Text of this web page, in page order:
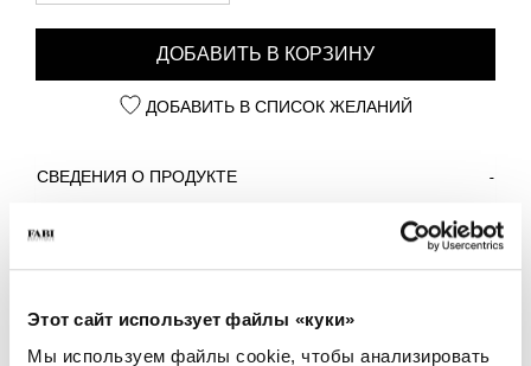
Этот сайт использует файлы «куки»
Мы используем файлы cookie, чтобы анализировать
ДОБАВИТЬ В КОРЗИНУ
ДОБАВИТЬ В СПИСОК ЖЕЛАНИЙ
СВЕДЕНИЯ О ПРОДУКТЕ
- Подошва: Резина
ПОЧЕМУ ОН ОСОБЕННЫЙ?